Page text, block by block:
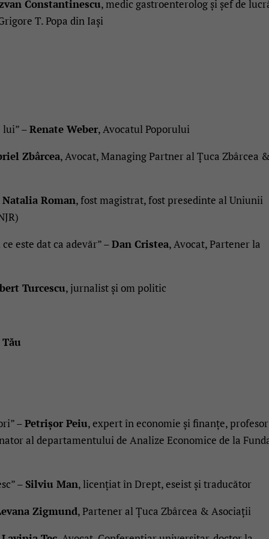
Constantinescu, medic gastroenterolog și șef de
T. Popa din Iași
–Renate Weber, Avocatul Poporului
Zbârcea, Avocat, Managing Partner al Țuca Zbârcea
Natalia Roman, fost magistrat, fost presedinte al Uniunii
este dat ca adevăr” –Dan Cristea, Avocat, Partener la
Turcescu, jurnalist și om politic
–Petrișor Peiu, expert în economie și finanțe, profesor
al departamentului de Analize Economice de la
– Silviu Man, licențiat în Drept, eseist și traducător
Zigmund, Partener al Țuca Zbârcea & Asociații